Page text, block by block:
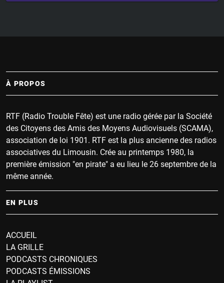
À PROPOS
RTF (Radio Trouble Fête) est une radio gérée par la Société
des Citoyens des Amis des Moyens Audiovisuels (SCAMA),
association de loi 1901. RTF est la plus ancienne des radios
associatives du Limousin. Crée au printemps 1980, la
première émission "en pirate" a eu lieu le 26 septembre de la
même année.
EN PLUS
ACCUEIL
LA GRILLE
PODCASTS CHRONIQUES
PODCASTS ÉMISSIONS